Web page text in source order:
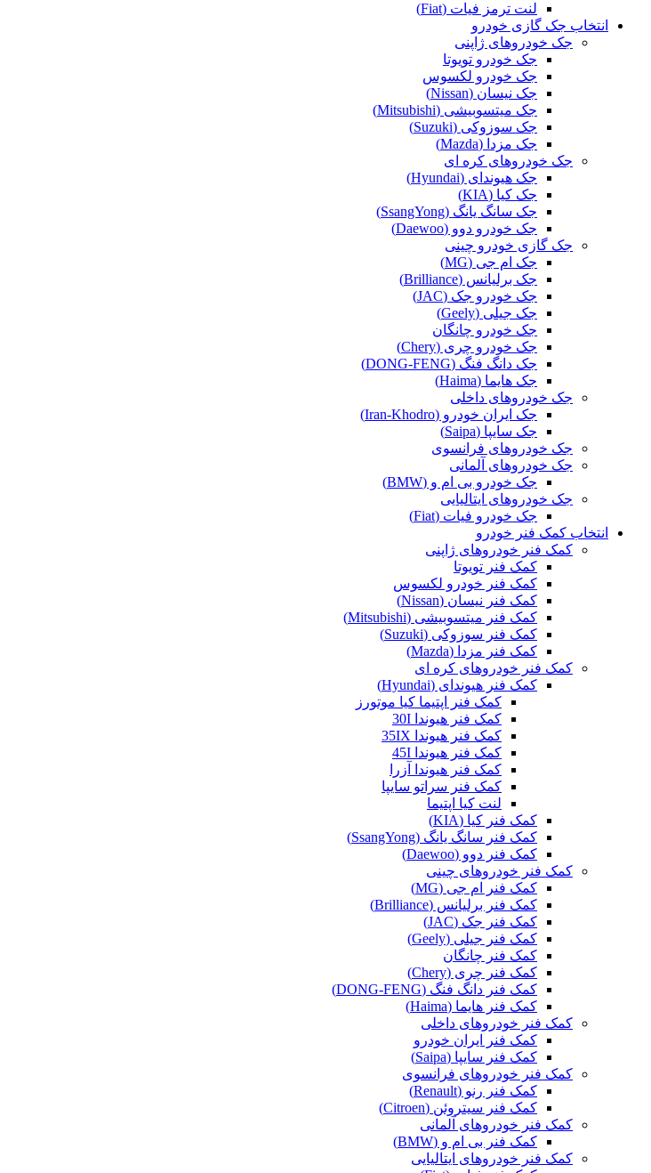
لنت ترمز فیات (Fiat)
انتخاب جک گازی خودرو
جک خودروهای ژاپنی
جک خودرو تویوتا
جک خودرو لکسوس
جک نیسان (Nissan)
جک میتسوبیشی (Mitsubishi)
جک سوزوکی (Suzuki)
جک مزدا (Mazda)
جک خودروهای کره ای
جک هیوندای (Hyundai)
جک کیا (KIA)
جک سانگ یانگ (SsangYong)
جک خودرو دوو (Daewoo)
جک گازی خودرو چینی
جک ام جی (MG)
جک برلیانس (Brilliance)
جک خودرو جک (JAC)
جک جیلی (Geely)
جک خودرو چانگان
جک خودرو چری (Chery)
جک دانگ فنگ (DONG-FENG)
جک هایما (Haima)
جک خودروهای داخلی
جک ایران خودرو (Iran-Khodro)
جک سایپا (Saipa)
جک خودروهای فرانسوی
جک خودروهای آلمانی
جک خودرو بی ام و (BMW)
جک خودروهای ایتالیایی
جک خودرو فیات (Fiat)
انتخاب کمک فنر خودرو
کمک فنر خودروهای ژاپنی
کمک فنر تویوتا
کمک فنر خودرو لکسوس
کمک فنر نیسان (Nissan)
کمک فنر میتسوبیشی (Mitsubishi)
کمک فنر سوزوکی (Suzuki)
کمک فنر مزدا (Mazda)
کمک فنر خودروهای کره ای
کمک فنر هیوندای (Hyundai)
کمک فنر اپتیما کیا موتورز
کمک فنر هیوندا 30I
کمک فنر هیوندا 35IX
کمک فنر هیوندا 45I
کمک فنر هیوندا آزرا
کمک فنر سراتو سایپا
لنت کیا اپتیما
کمک فنر کیا (KIA)
کمک فنر سانگ یانگ (SsangYong)
کمک فنر دوو (Daewoo)
کمک فنر خودروهای چینی
کمک فنر ام جی (MG)
کمک فنر برلیانس (Brilliance)
کمک فنر جک (JAC)
کمک فنر جیلی (Geely)
کمک فنر چانگان
کمک فنر چری (Chery)
کمک فنر دانگ فنگ (DONG-FENG)
کمک فنر هایما (Haima)
کمک فنر خودروهای داخلی
کمک فنر ایران خودرو
کمک فنر سایپا (Saipa)
کمک فنر خودروهای فرانسوی
کمک فنر رنو (Renault)
کمک فنر سیتروئن (Citroen)
کمک فنر خودروهای آلمانی
کمک فنر بی ام و (BMW)
کمک فنر خودروهای ایتالیایی